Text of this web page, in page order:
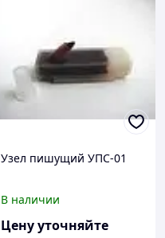
Узел пишущий УПС-01
В наличии
Цену уточняйте